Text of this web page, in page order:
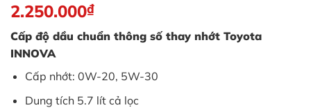
2.250.000₫
Cấp độ dầu chuẩn thông số thay nhớt Toyota
INNOVA
Cấp nhớt: 0W-20, 5W-30
Dung tích 5.7 lít cả lọc